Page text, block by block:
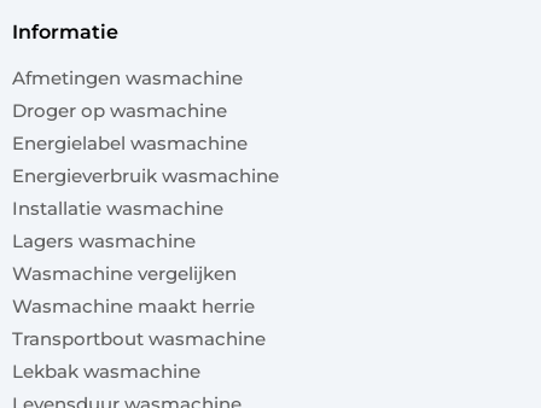
informatie
Afmetingen wasmachine
Droger op wasmachine
Energielabel wasmachine
Energieverbruik wasmachine
Installatie wasmachine
Lagers wasmachine
Wasmachine vergelijken
Wasmachine maakt herrie
Transportbout wasmachine
Lekbak wasmachine